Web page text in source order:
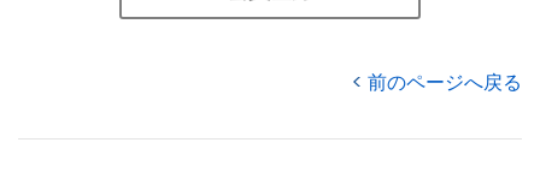
前のページへ戻る